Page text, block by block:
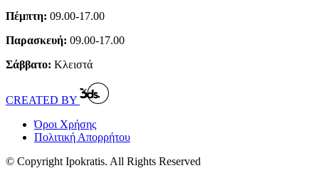
Πέμπτη: 09.00-17.00
Παρασκευή: 09.00-17.00
Σάββατο: Κλειστά
CREATED BY
Όροι Χρήσης
Πολιτική Απορρήτου
© Copyright Ipokratis. All Rights Reserved